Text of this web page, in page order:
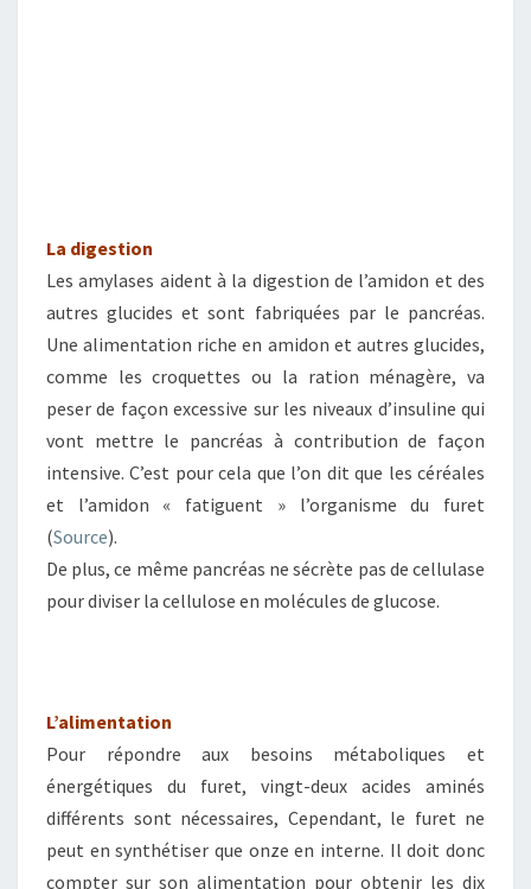
La digestion
Les amylases aident à la digestion de l’amidon et des
autres glucides et sont fabriquées par le pancréas.
Une alimentation riche en amidon et autres glucides,
comme les croquettes ou la ration ménagère, va
peser de façon excessive sur les niveaux d’insuline qui
vont mettre le pancréas à contribution de façon
intensive. C’est pour cela que l’on dit que les céréales
et l’amidon « fatiguent » l’organisme du furet
(Source).
De plus, ce même pancréas ne sécrète pas de cellulase
pour diviser la cellulose en molécules de glucose.
L’alimentation
Pour répondre aux besoins métaboliques et
énergétiques du furet, vingt-deux acides aminés
différents sont nécessaires, Cependant, le furet ne
peut en synthétiser que onze en interne. Il doit donc
compter sur son alimentation pour obtenir les dix